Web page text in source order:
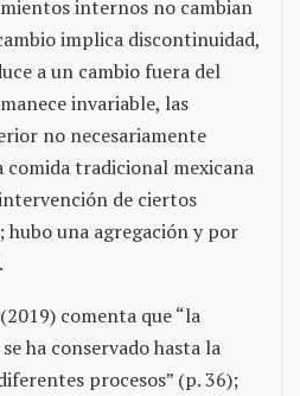
internos no cambian
implica discontinuidad,
a un cambio fuera del
invariable, las
no necesariamente
comida tradicional mexicana
de ciertos
una agregación y por
comenta que “la
ha conservado hasta la
procesos” (p. 36);